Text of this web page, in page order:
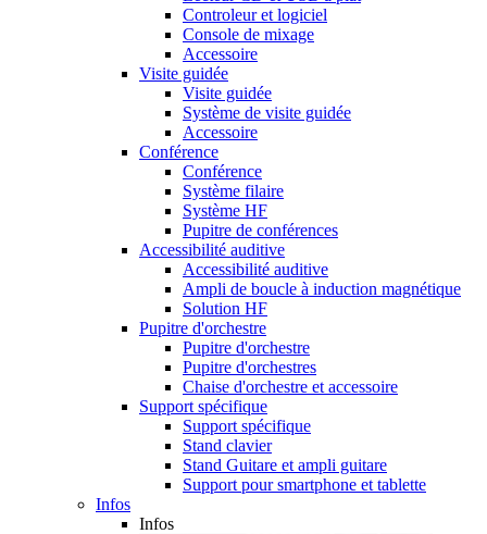
Controleur et logiciel
Console de mixage
Accessoire
Visite guidée
Visite guidée
Système de visite guidée
Accessoire
Conférence
Conférence
Système filaire
Système HF
Pupitre de conférences
Accessibilité auditive
Accessibilité auditive
Ampli de boucle à induction magnétique
Solution HF
Pupitre d'orchestre
Pupitre d'orchestre
Pupitre d'orchestres
Chaise d'orchestre et accessoire
Support spécifique
Support spécifique
Stand clavier
Stand Guitare et ampli guitare
Support pour smartphone et tablette
Infos
Infos